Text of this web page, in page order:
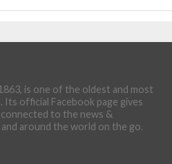
is one of the oldest and most
Its official Facebook page gives
to the news &
around the world on the go.